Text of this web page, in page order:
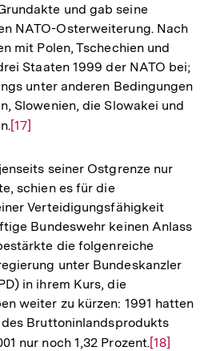
und gab seine
NATO-Osterweiterung. Nach
mit Polen, Tschechien und
Staaten 1999 der NATO bei;
unter anderen Bedingungen
Slowenien, die Slowakei und
Zur
der
Fußnote
[17]
seiner Ostgrenze nur
schien es für die
Verteidigungsfähigkeit
Bundeswehr keinen Anlass
die folgenreiche
unter Bundeskanzler
in ihrem Kurs, die
weiter zu kürzen: 1991 hatten
Bruttoninlandsprodukts
nur noch 1,32 Prozent.Zur
[18]